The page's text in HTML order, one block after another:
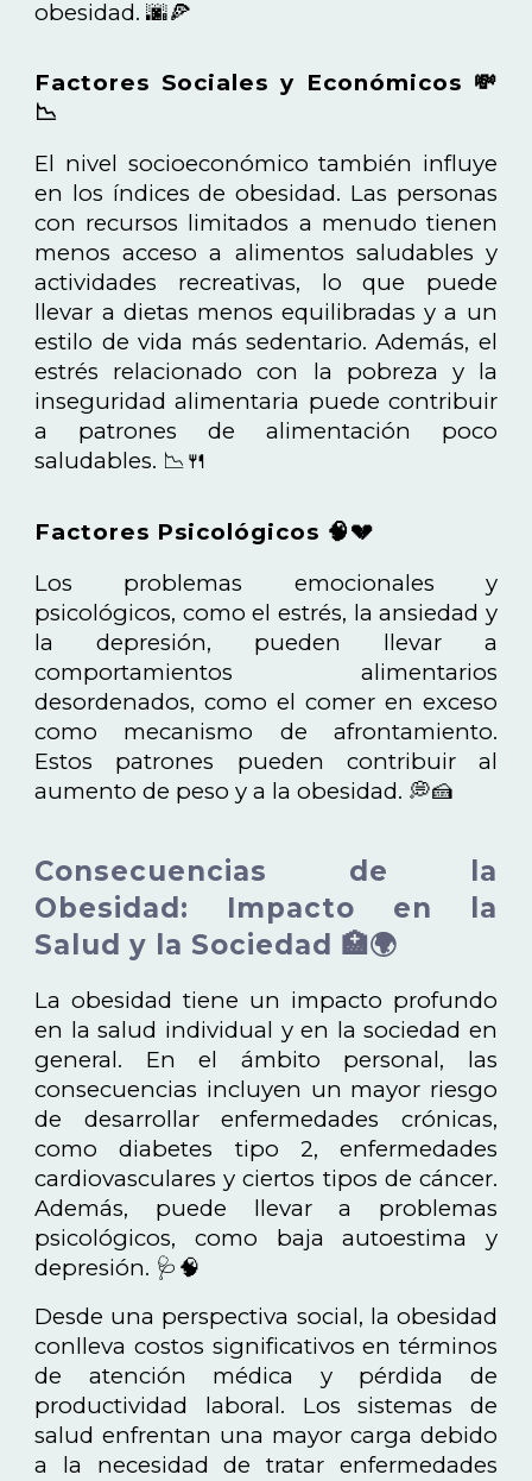
obesidad. 🌆🍕
Factores Sociales y Económicos 💸
📉
El nivel socioeconómico también influye
en los índices de obesidad. Las personas
con recursos limitados a menudo tienen
menos acceso a alimentos saludables y
actividades recreativas, lo que puede
llevar a dietas menos equilibradas y a un
estilo de vida más sedentario. Además, el
estrés relacionado con la pobreza y la
inseguridad alimentaria puede contribuir
a patrones de alimentación poco
saludables. 📉🍴
Factores Psicológicos 🧠💔
Los problemas emocionales y
psicológicos, como el estrés, la ansiedad y
la depresión, pueden llevar a
comportamientos alimentarios
desordenados, como el comer en exceso
como mecanismo de afrontamiento.
Estos patrones pueden contribuir al
aumento de peso y a la obesidad. 💭🍰
Consecuencias de la
Obesidad: Impacto en la
Salud y la Sociedad 🏥🌍
La obesidad tiene un impacto profundo
en la salud individual y en la sociedad en
general. En el ámbito personal, las
consecuencias incluyen un mayor riesgo
de desarrollar enfermedades crónicas,
como diabetes tipo 2, enfermedades
cardiovasculares y ciertos tipos de cáncer.
Además, puede llevar a problemas
psicológicos, como baja autoestima y
depresión. 🩺🧠
Desde una perspectiva social, la obesidad
conlleva costos significativos en términos
de atención médica y pérdida de
productividad laboral. Los sistemas de
salud enfrentan una mayor carga debido
a la necesidad de tratar enfermedades